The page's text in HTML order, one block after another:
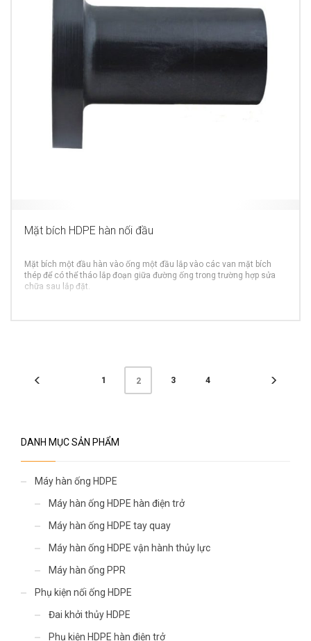
Mặt bích HDPE hàn nối đầu
Mặt bích một đầu hàn vào ống một đầu lắp vào các van mặt bích
thép để có thể tháo lắp đoạn giữa đường ống trong trường hợp sửa
chữa sau lắp đặt.
1 2 3 4
DANH MỤC SẢN PHẨM
Máy hàn ống HDPE
Máy hàn ống HDPE hàn điện trở
Máy hàn ống HDPE tay quay
Máy hàn ống HDPE vận hành thủy lực
Máy hàn ống PPR
Phụ kiện nối ống HDPE
Đai khởi thủy HDPE
Phụ kiện HDPE hàn điện trở